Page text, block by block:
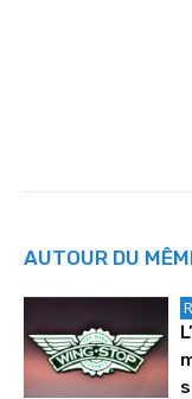
AUTOUR DU